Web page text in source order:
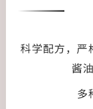
科学配方，严
酱
多